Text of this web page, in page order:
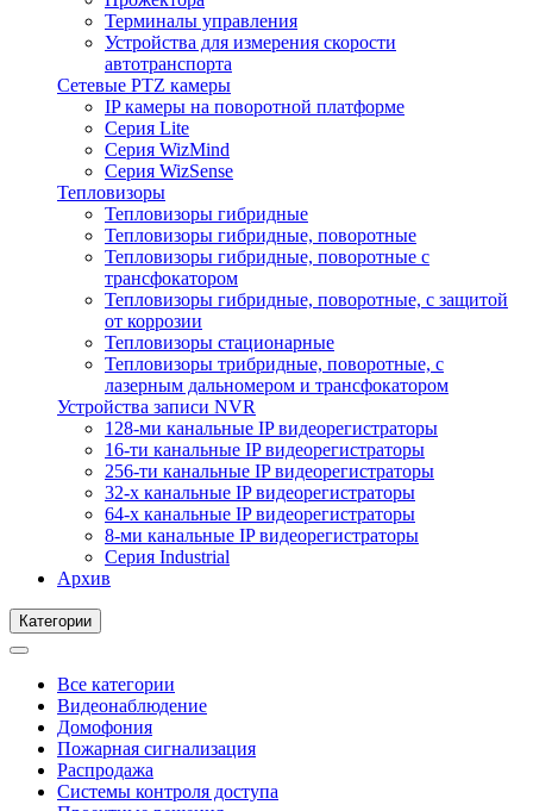
Терминалы управления
Устройства для измерения скорости
автотранспорта
Сетевые PTZ камеры
IP камеры на поворотной платформе
Серия Lite
Серия WizMind
Серия WizSense
Тепловизоры
Тепловизоры гибридные
Тепловизоры гибридные, поворотные
Тепловизоры гибридные, поворотные с
трансфокатором
Тепловизоры гибридные, поворотные, с защитой
от коррозии
Тепловизоры стационарные
Тепловизоры трибридные, поворотные, с
лазерным дальномером и трансфокатором
Устройства записи NVR
128-ми канальные IP видеорегистраторы
16-ти канальные IP видеорегистраторы
256-ти канальные IP видеорегистраторы
32-х канальные IP видеорегистраторы
64-х канальные IP видеорегистраторы
8-ми канальные IP видеорегистраторы
Серия Industrial
Архив
Категории
Все категории
Видеонаблюдение
Домофония
Пожарная сигнализация
Распродажа
Системы контроля доступа